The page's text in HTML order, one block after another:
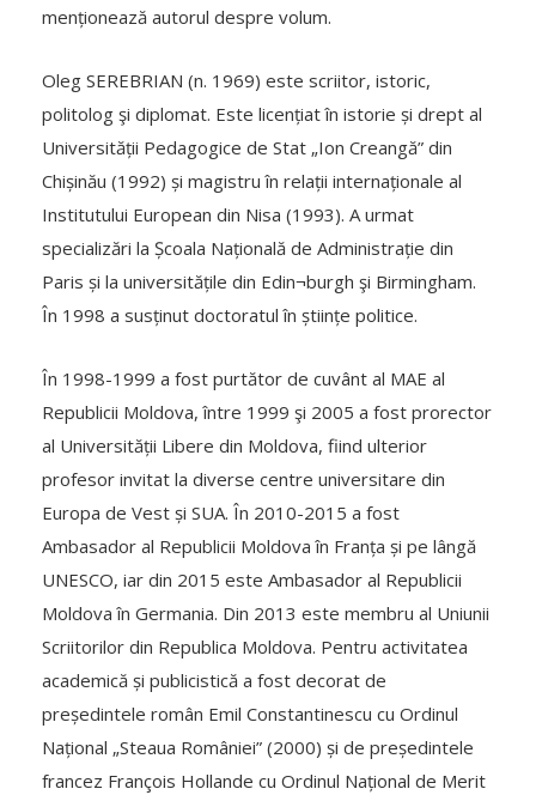
menționează autorul despre volum.
Oleg SEREBRIAN (n. 1969) este scriitor, istoric,
politolog şi diplomat. Este licențiat în istorie și drept al
Universității Pedagogice de Stat „Ion Creangă” din
Chișinău (1992) și magistru în relații internaționale al
Institutului European din Nisa (1993). A urmat
specializări la Școala Națională de Administrație din
Paris și la universitățile din Edin¬burgh şi Birmingham.
În 1998 a susținut doctoratul în științe politice.
În 1998-1999 a fost purtător de cuvânt al MAE al
Republicii Moldova, între 1999 şi 2005 a fost prorector
al Universității Libere din Moldova, fiind ulterior
profesor invitat la diverse centre universitare din
Europa de Vest și SUA. În 2010-2015 a fost
Ambasador al Republicii Moldova în Franța și pe lângă
UNESCO, iar din 2015 este Ambasador al Republicii
Moldova în Germania. Din 2013 este membru al Uniunii
Scriitorilor din Republica Moldova. Pentru activitatea
academică și publicistică a fost decorat de
președintele român Emil Constantinescu cu Ordinul
Național „Steaua României” (2000) și de președintele
francez François Hollande cu Ordinul Național de Merit